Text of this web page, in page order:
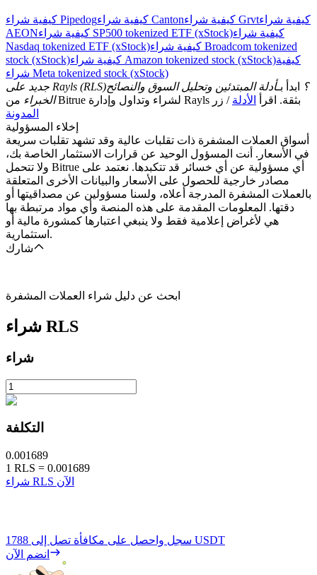
كيفية شراء Pipedog كيفية شراء Canton كيفية شراء Grvtكيفية شراء
AEON
كيفية شراء SP500 tokenized ETF (xStock)كيفية شراء
Nasdaq tokenized ETF (xStock)كيفية شراء Broadcom tokenized
stock (xStock)
كيفية شراء Amazon tokenized stock (xStock)كيفية
شراء Meta tokenized stock (xStock)
جديد على Rayls (RLS)؟
ابدأ بـأدلة المبتدئين وتحليل السوق والنصائح
الخبراء
من Bitrue لشراء وتداول وإدارة Rayls بثقة. اقرأ الأدلة / زر
المدونة
إخلاء المسؤولية
أسواق العملات المشفرة ذات تقلبات عالية وقد تشهد تقلبات سريعة
في الأسعار. أنت المسؤول الوحيد عن قرارات الاستثمار الخاصة بك،
ولا تتحمل Bitrue أي مسؤولية عن أي خسائر قد تتكبدها. نعتمد على
مصادر خارجية للحصول على الأسعار والبيانات الأخرى المتعلقة
بالعملات المشفرة المدرجة أعلاه، ولسنا مسؤولين عن مصداقيتها أو
دقتها. المعلومات المقدمة على هذه المنصة وأي مواد مرتبطة بها
هي لأغراض إعلامية فقط ولا ينبغي اعتبارها كمشورة مالية أو
استثمارية.
شارك
ابحث عن دليل شراء العملات المشفرة
شراء RLS
شراء
التكلفة
0.001689
1 RLS = 0.001689
شراء RLS الآن
سجل واحصل على مكافأة تصل إلى 1788 USDT
انضم الآن